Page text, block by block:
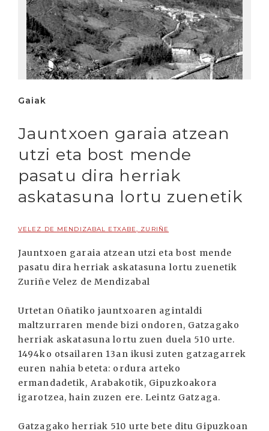
Gaiak
Jauntxoen garaia atzean
utzi eta bost mende
pasatu dira herriak
askatasuna lortu zuenetik
VELEZ DE MENDIZABAL ETXABE, ZURIÑE
Jauntxoen garaia atzean utzi eta bost mende
pasatu dira herriak askatasuna lortu zuenetik
Zuriñe Velez de Mendizabal
Urtetan Oñatiko jauntxoaren agintaldi
maltzurraren mende bizi ondoren, Gatzagako
herriak askatasuna lortu zuen duela 510 urte.
1494ko otsailaren 13an ikusi zuten gatzagarrek
euren nahia beteta: ordura arteko
ermandadetik, Arabakotik, Gipuzkoakora
igarotzea, hain zuzen ere. Leintz Gatzaga.
Gatzagako herriak 510 urte bete ditu Gipuzkoan